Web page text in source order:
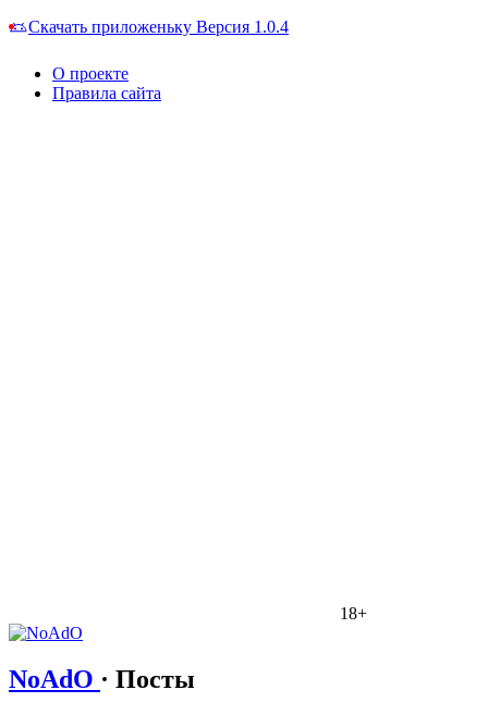
Скачать приложеньку Версия 1.0.4
О проекте
Правила сайта
18+
NoAdO · Посты